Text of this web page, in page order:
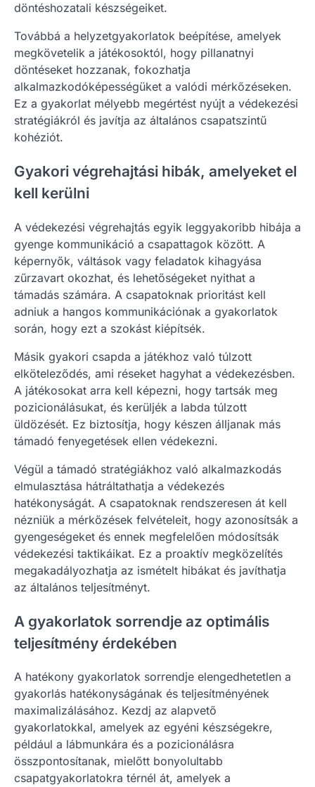
döntéshozatali készségeiket.
Továbbá a helyzetgyakorlatok beépítése, amelyek
megkövetelik a játékosoktól, hogy pillanatnyi
döntéseket hozzanak, fokozhatja
alkalmazkodóképességüket a valódi mérkőzéseken.
Ez a gyakorlat mélyebb megértést nyújt a védekezési
stratégiákról és javítja az általános csapatszintű
kohéziót.
Gyakori végrehajtási hibák, amelyeket el
kell kerülni
A védekezési végrehajtás egyik leggyakoribb hibája a
gyenge kommunikáció a csapattagok között. A
képernyők, váltások vagy feladatok kihagyása
zűrzavart okozhat, és lehetőségeket nyithat a
támadás számára. A csapatoknak prioritást kell
adniuk a hangos kommunikációnak a gyakorlatok
során, hogy ezt a szokást kiépítsék.
Másik gyakori csapda a játékhoz való túlzott
elköteleződés, ami réseket hagyhat a védekezésben.
A játékosokat arra kell képezni, hogy tartsák meg
pozicionálásukat, és kerüljék a labda túlzott
üldözését. Ez biztosítja, hogy készen álljanak más
támadó fenyegetések ellen védekezni.
Végül a támadó stratégiákhoz való alkalmazkodás
elmulasztása hátráltathatja a védekezés
hatékonyságát. A csapatoknak rendszeresen át kell
nézniük a mérkőzések felvételeit, hogy azonosítsák a
gyengeségeket és ennek megfelelően módosítsák
védekezési taktikáikat. Ez a proaktív megközelítés
megakadályozhatja az ismételt hibákat és javíthatja
az általános teljesítményt.
A gyakorlatok sorrendje az optimális
teljesítmény érdekében
A hatékony gyakorlatok sorrendje elengedhetetlen a
gyakorlás hatékonyságának és teljesítményének
maximalizálásához. Kezdj az alapvető
gyakorlatokkal, amelyek az egyéni készségekre,
például a lábmunkára és a pozicionálásra
összpontosítanak, mielőtt bonyolultabb
csapatgyakorlatokra térnél át, amelyek a